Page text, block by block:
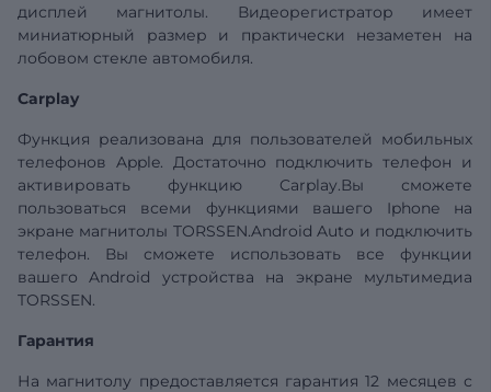
дисплей магнитолы. Видеорегистратор имеет
миниатюрный размер и практически незаметен на
лобовом стекле автомобиля.
Carplay
Функция реализована для пользователей мобильных
телефонов Apple. Достаточно подключить телефон и
активировать функцию Carplay.Вы сможете
пользоваться всеми функциями вашего Iphone на
экране магнитолы TORSSEN.Android Auto и подключить
телефон. Вы сможете использовать все функции
вашего Android устройства на экране мультимедиа
TORSSEN.
Гарантия
На магнитолу предоставляется гарантия 12 месяцев с